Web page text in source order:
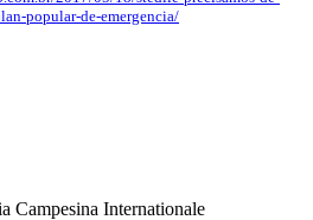
popular-de-emergencia/
Campesina Internationale